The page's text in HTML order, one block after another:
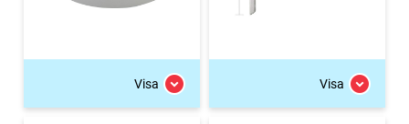
Visa Visa